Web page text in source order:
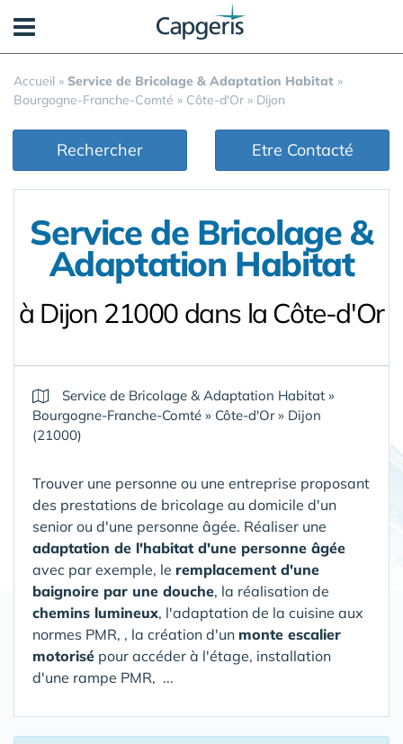
Accueil » Service de Bricolage & Adaptation Habitat »
Bourgogne-Franche-Comté » Côte-d'Or » Dijon
Rechercher Etre Contacté
Service de Bricolage &
Adaptation Habitat
à Dijon 21000 dans la Côte-d'Or
Service de Bricolage & Adaptation Habitat »
Bourgogne-Franche-Comté » Côte-d'Or» Dijon
(21000)
Trouver une personne ou une entreprise proposant
des prestations de bricolage au domicile d'un
senior ou d'une personne âgée. Réaliser une
adaptation de l'habitat d'une personne âgée
avec par exemple, le remplacement d'une
baignoire par une douche, la réalisation de
chemins lumineux, l'adaptation de la cuisine aux
normes PMR, , la création d'un monte escalier
motorisé pour accéder à l'étage, installation
d'une rampe PMR, ...